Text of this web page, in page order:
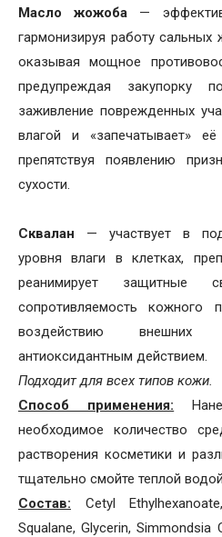
Масло жожоба —
гармонизируя работу
оказывая мощное
предупреждая закупорку
заживление поврежденных
влагой и «запечатывает»
препятствуя появлению
сухости.
Сквалан — участвует в
уровня влаги в клетках,
реанимирует защитные
сопротивляемость кожного
воздействию внешних
антиоксидантным действием.
Подходит для всех типов кожи.
Способ применения:
необходимое количество
растворения косметики и
тщательно смойте теплой
Состав: Cetyl
Squalane, Glycerin, Simmondsia